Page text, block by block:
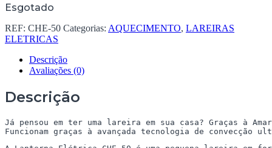
Esgotado
REF: CHE-50 Categorias: AQUECIMENTO, LAREIRAS
ELETRICAS
Descrição
Avaliações (0)
Descrição
Já pensou em ter uma lareira em sua casa? Graças à